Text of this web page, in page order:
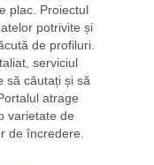
plac. Proiectul
potrivite și
de profiluri.
serviciul
să căutați și să
atrage
varietate de
de încredere.